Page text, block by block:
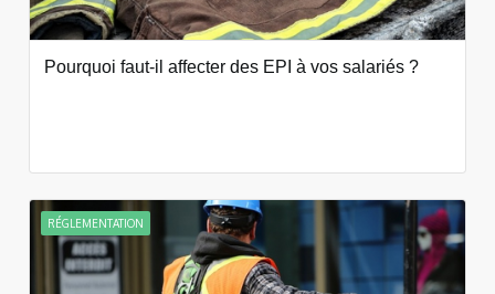
Pourquoi faut-il affecter des EPI à vos salariés ?
RÉGLEMENTATION